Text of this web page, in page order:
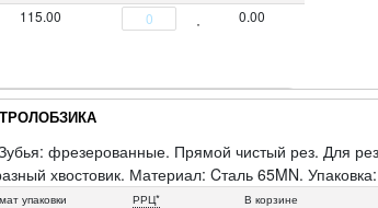
115.00 0.00
фрезерованные. Прямой чистый рез. Для
хвостовик. Материал: Cталь 65MN.
упаковки РРЦ* В корзине